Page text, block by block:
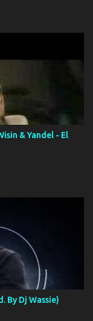
& Yandel - El
By Dj Wassie)